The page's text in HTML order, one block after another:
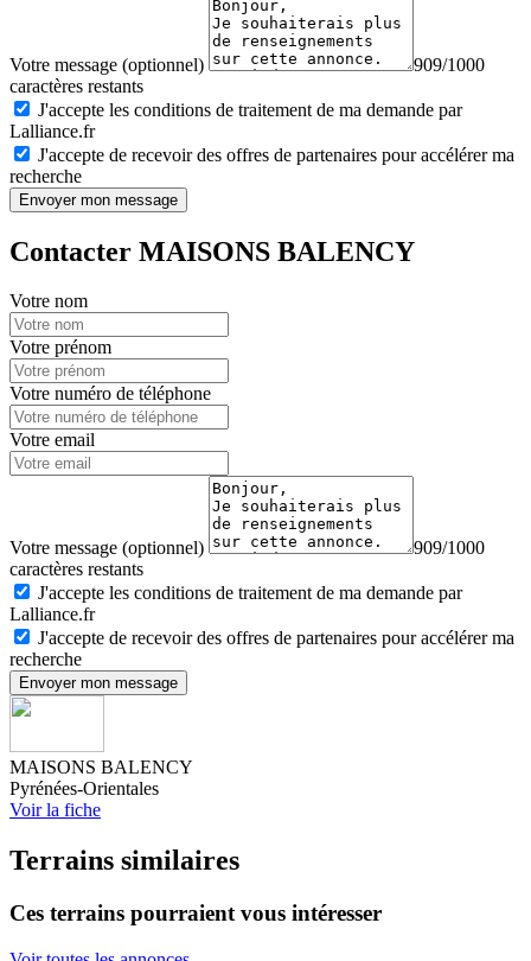
Votre message (optionnel)
909/1000
caractères restants
J'accepte les conditions de traitement de ma demande par
Lalliance.fr
J'accepte de recevoir des offres de partenaires pour accélérer ma
recherche
Envoyer mon message
Contacter MAISONS BALENCY
Votre nom
Votre prénom
Votre numéro de téléphone
Votre email
Votre message (optionnel)
909/1000
caractères restants
J'accepte les conditions de traitement de ma demande par
Lalliance.fr
J'accepte de recevoir des offres de partenaires pour accélérer ma
recherche
Envoyer mon message
MAISONS BALENCY
Pyrénées-Orientales
Voir la fiche
Terrains similaires
Ces terrains pourraient vous intéresser